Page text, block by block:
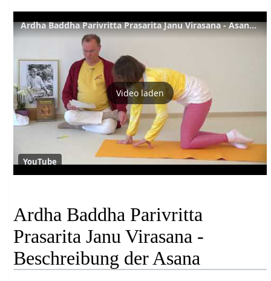
Ardha Baddha Parivritta Prasarita Janu Virasana - Asana Lexikon 67
Video laden
YouTube
Ardha Baddha Parivritta
Prasarita Janu Virasana -
Beschreibung der Asana